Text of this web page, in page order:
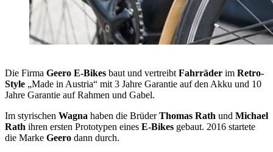
Die Firma Geero E-Bikes baut und vertreibt Fahrräder im Retro-
Style „Made in Austria“ mit 3 Jahre Garantie auf den Akku und 10
Jahre Garantie auf Rahmen und Gabel.
Im styrischen Wagna haben die BrüderThomas Rath und Michael
Rath ihren ersten Prototypen eines E-Bikes gebaut. 2016 startete
die Marke Geero dann durch.